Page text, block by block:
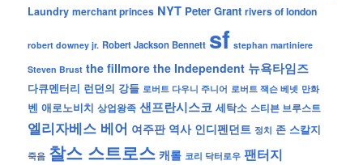
Laundry merchant princes NYT Peter Grant rivers of london
robert downey jr. Robert Jackson Bennett sf stephan martiniere
Steven Brust the fillmore the Independent 뉴욕타임즈
다큐멘터리 런던의 강들 로버트 다우니 주니어 로버트 잭슨 베넷 만화
벤 애로노비치 상업왕족 샌프란시스코 세탁소 스티븐 브루스트
엘리자베스 베어 여주판 역사 인디펜던트 정치 존 스칼지
죽음 찰스 스트로스 캐롤 코리 닥터로우 팬터지